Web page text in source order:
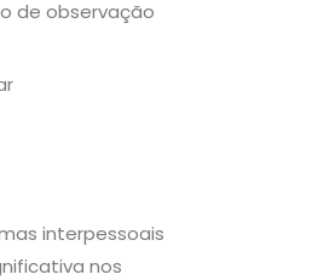
de observação
interpessoais
nos